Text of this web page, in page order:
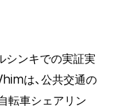
シンキでの実証実
は、公共交通の
転車シェアリン